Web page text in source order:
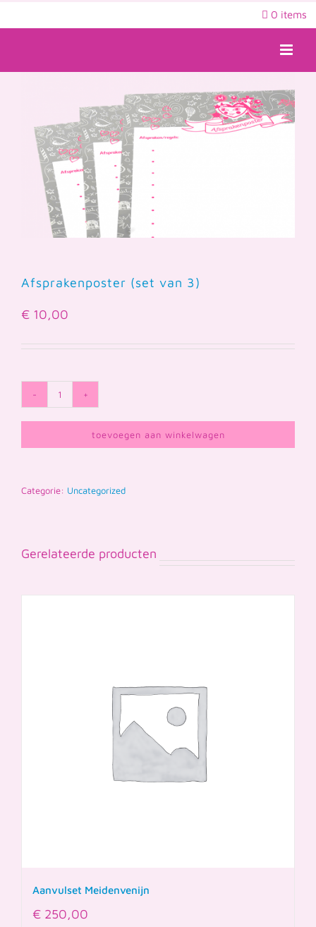
naar
0 items
Afsprakenposter (set van 3)
€ 10,00
van
aantal
toevoegen aan winkelwagen
Categorie: Uncategorized
Gerelateerde producten
Aanvulset Meidenvenijn
€ 250,00